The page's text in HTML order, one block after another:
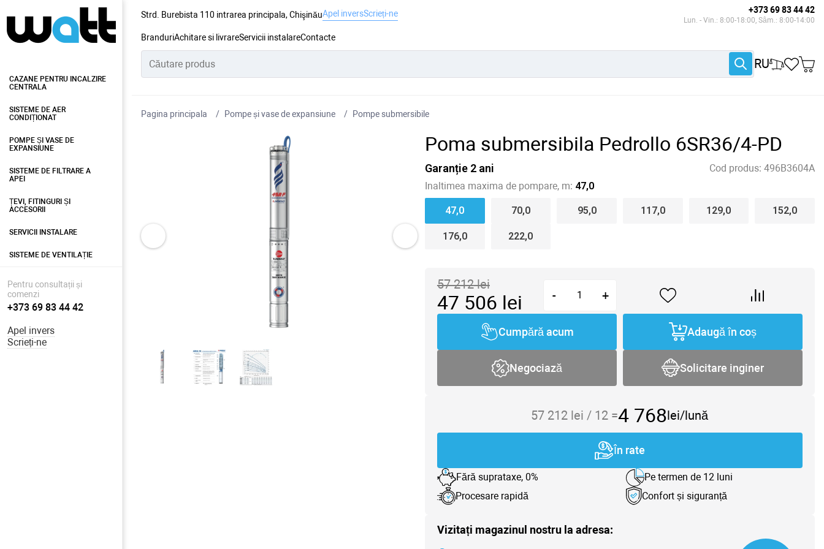
Strd. Burebista 110 intrarea principala, ChişinăuApel inversScrieți-ne +373 69 83 44 42
Lun. - Vin.: 8:00-18:00, Sâm.: 8:00-14:00
BranduriAchitare si livrareServicii instalareContacte
RU
CAZANE PENTRU INCALZIRE
CENTRALA
SISTEME DE AER
CONDIȚIONAT
POMPE ȘI VASE DE
EXPANSIUNE
SISTEME DE FILTRARE A
APEI
ȚEVI, FITINGURI ȘI
ACCESORII
SERVICII INSTALARE
SISTEME DE VENTILAȚIE
Pentru consultații și
comenzi
+373 69 83 44 42
Apel invers
Scrieți-ne
Pagina principala Pompe și vase de expansiune Pompe submersibile
Poma submersibila Pedrollo 6SR36/4-PD
Garanție 2 ani Cod produs: 496B3604A
Inaltimea maxima de pompare, m: 47,0
47,0 70,0 95,0 117,0 129,0 152,0
176,0 222,0
57 212lei
47 506 lei - +
Cumpără acum Adaugă în coș
Negociază Solicitare inginer
57 212 lei / 12 =4 768lei/lună
În rate
Fără suprataxe, 0%
Pe termen de 12 luni
Procesare rapidă
Confort și siguranță
Vizitați magazinul nostru la adresa: